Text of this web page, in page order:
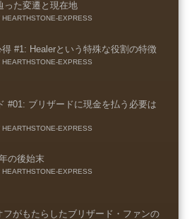
った変遷と現在地
HEARTHSTONE-EXPRESS
得 #1: Healerという特殊な役割の特徴
HEARTHSTONE-EXPRESS
#01: ブリザードに現金を払う必要は
HEARTHSTONE-EXPRESS
の後始末
HEARTHSTONE-EXPRESS
フがもたらしたブリザード・ファンの